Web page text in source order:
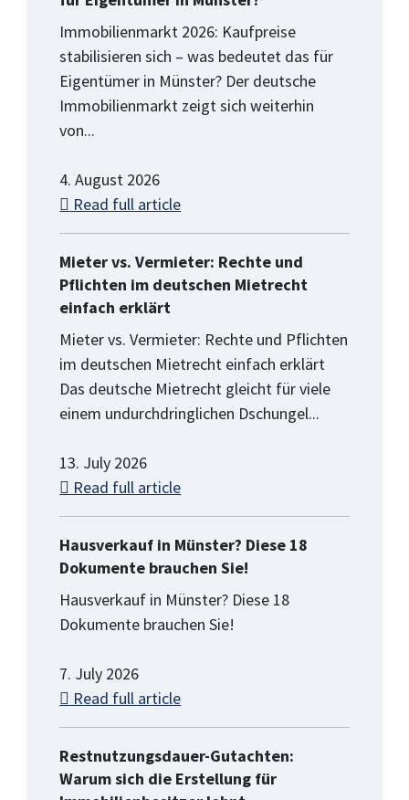
Immobilienmarkt 2026: Kaufpreise
stabilisieren sich – was bedeutet das für
Eigentümer in Münster? Der deutsche
Immobilienmarkt zeigt sich weiterhin
von...
4. August 2026
Read full article
Mieter vs. Vermieter: Rechte und
Pflichten im deutschen Mietrecht
einfach erklärt
Mieter vs. Vermieter: Rechte und Pflichten
im deutschen Mietrecht einfach erklärt
Das deutsche Mietrecht gleicht für viele
einem undurchdringlichen Dschungel...
13. July 2026
Read full article
Hausverkauf in Münster? Diese 18
Dokumente brauchen Sie!
Hausverkauf in Münster? Diese 18
Dokumente brauchen Sie!
7. July 2026
Read full article
Restnutzungsdauer-Gutachten:
Warum sich die Erstellung für